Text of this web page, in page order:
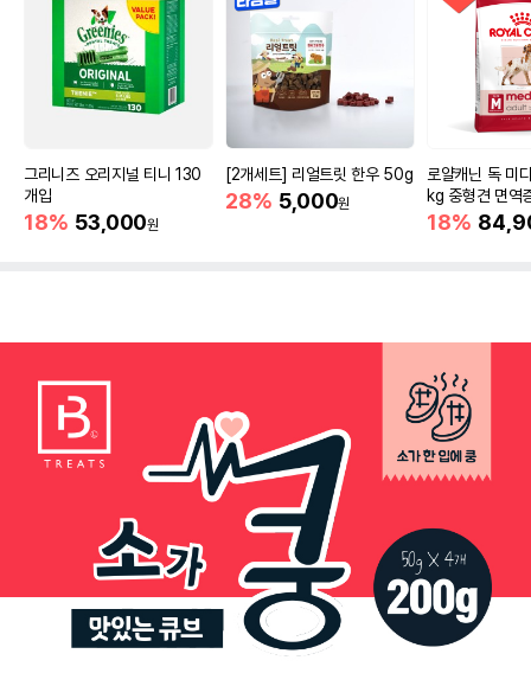
그리니즈 오리지널 티니 130
개입
18% 53,000원
[2개세트] 리얼트릿 한우 50g
28% 5,000원
로얄캐닌 독 미
kg 중형견 면역
18%